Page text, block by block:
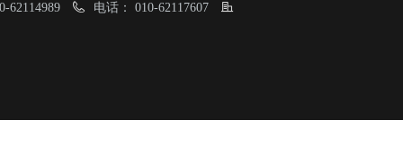
62114989 电话：
010-62117607